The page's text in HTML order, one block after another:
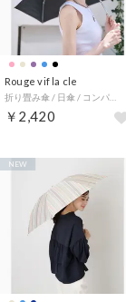
Rouge vif la cle
￥2,420
NEW